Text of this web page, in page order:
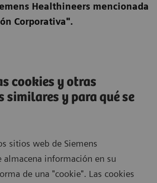
Healthineers mencionada
Corporativa".
cookies y otras
similares y para qué se
sitios web de Siemens
almacena información en su
de una "cookie". Las cookies